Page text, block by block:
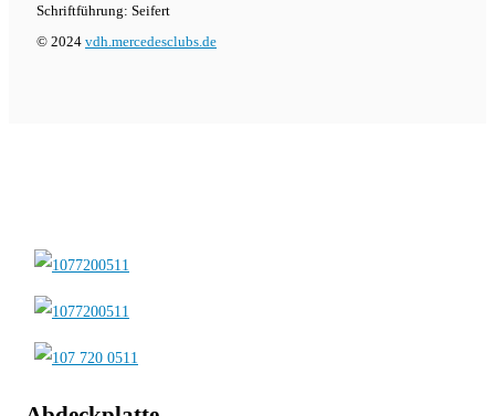
Schriftführung: Seifert
© 2024 vdh.mercedesclubs.de